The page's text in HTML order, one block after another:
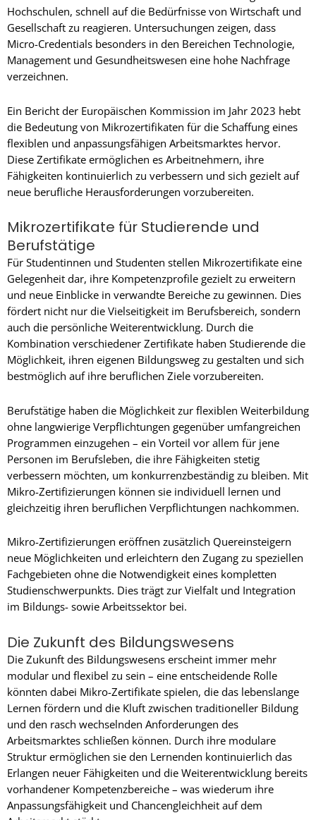
Hochschulen, schnell auf die Bedürfnisse von Wirtschaft und
Gesellschaft zu reagieren. Untersuchungen zeigen, dass
Micro-Credentials besonders in den Bereichen Technologie,
Management und Gesundheitswesen eine hohe Nachfrage
verzeichnen.
Ein Bericht der Europäischen Kommission im Jahr 2023 hebt
die Bedeutung von Mikrozertifikaten für die Schaffung eines
flexiblen und anpassungsfähigen Arbeitsmarktes hervor.
Diese Zertifikate ermöglichen es Arbeitnehmern, ihre
Fähigkeiten kontinuierlich zu verbessern und sich gezielt auf
neue berufliche Herausforderungen vorzubereiten.
Mikrozertifikate für Studierende und
Berufstätige
Für Studentinnen und Studenten stellen Mikrozertifikate eine
Gelegenheit dar, ihre Kompetenzprofile gezielt zu erweitern
und neue Einblicke in verwandte Bereiche zu gewinnen. Dies
fördert nicht nur die Vielseitigkeit im Berufsbereich, sondern
auch die persönliche Weiterentwicklung. Durch die
Kombination verschiedener Zertifikate haben Studierende die
Möglichkeit, ihren eigenen Bildungsweg zu gestalten und sich
bestmöglich auf ihre beruflichen Ziele vorzubereiten.
Berufstätige haben die Möglichkeit zur flexiblen Weiterbildung
ohne langwierige Verpflichtungen gegenüber umfangreichen
Programmen einzugehen – ein Vorteil vor allem für jene
Personen im Berufsleben, die ihre Fähigkeiten stetig
verbessern möchten, um konkurrenzbeständig zu bleiben. Mit
Mikro-Zertifizierungen können sie individuell lernen und
gleichzeitig ihren beruflichen Verpflichtungen nachkommen.
Mikro-Zertifizierungen eröffnen zusätzlich Quereinsteigern
neue Möglichkeiten und erleichtern den Zugang zu speziellen
Fachgebieten ohne die Notwendigkeit eines kompletten
Studienschwerpunkts. Dies trägt zur Vielfalt und Integration
im Bildungs- sowie Arbeitssektor bei.
Die Zukunft des Bildungswesens
Die Zukunft des Bildungswesens erscheint immer mehr
modular und flexibel zu sein – eine entscheidende Rolle
könnten dabei Mikro-Zertifikate spielen, die das lebenslange
Lernen fördern und die Kluft zwischen traditioneller Bildung
und den rasch wechselnden Anforderungen des
Arbeitsmarktes schließen können. Durch ihre modulare
Struktur ermöglichen sie den Lernenden kontinuierlich das
Erlangen neuer Fähigkeiten und die Weiterentwicklung bereits
vorhandener Kompetenzbereiche – was wiederum ihre
Anpassungsfähigkeit und Chancengleichheit auf dem